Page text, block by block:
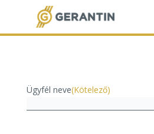
Ügyfél neve(Kötelező)